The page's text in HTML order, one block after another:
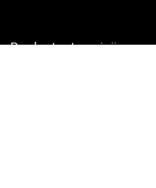
Productcategorieën